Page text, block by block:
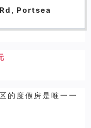
Portsea
的度假房是唯一一